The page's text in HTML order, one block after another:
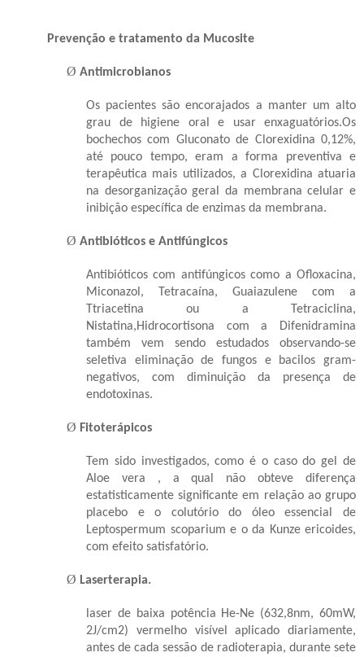
Prevenção e tratamento da Mucosite
Ø Antimicrobianos
Os pacientes são encorajados a manter um alto
grau de higiene oral e usar enxaguatórios.Os
bochechos com Gluconato de Clorexidina 0,12%,
até pouco tempo, eram a forma preventiva e
terapêutica mais utilizados, a Clorexidina atuaria
na desorganização geral da membrana celular e
inibição específica de enzimas da membrana.
Ø Antibióticos e Antifúngicos
Antibióticos com antifúngicos como a Ofloxacina,
Miconazol, Tetracaína, Guaiazulene com a
Ttriacetina ou a Tetraciclina,
Nistatina,Hidrocortisona com a Difenidramina
também vem sendo estudados observando-se
seletiva eliminação de fungos e bacilos gram-
negativos, com diminuição da presença de
endotoxinas.
Ø Fitoterápicos
Tem sido investigados, como é o caso do gel de
Aloe vera , a qual não obteve diferença
estatisticamente significante em relação ao grupo
placebo e o colutório do óleo essencial de
Leptospermum scoparium e o da Kunze ericoides,
com efeito satisfatório.
Ø Laserterapia.
laser de baixa potência He-Ne (632,8nm, 60mW,
2J/cm2) vermelho visível aplicado diariamente,
antes de cada sessão de radioterapia, durante sete